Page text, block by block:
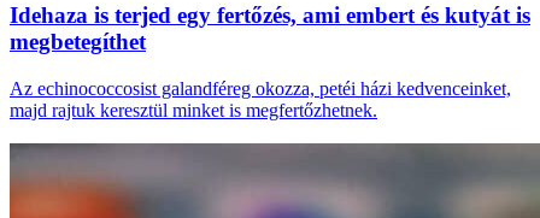
Idehaza is terjed egy fertőzés, ami embert és kutyát is
megbetegíthet
Az echinococcosist galandféreg okozza, petéi házi kedvenceinket,
majd rajtuk keresztül minket is megfertőzhetnek.